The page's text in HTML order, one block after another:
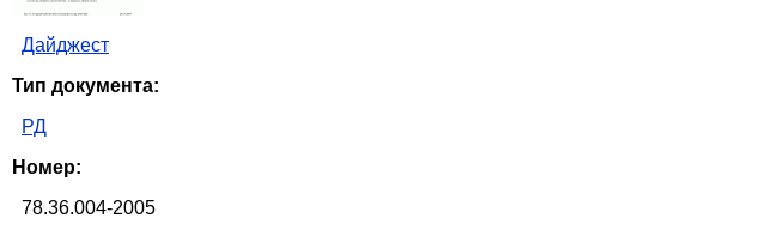
Дайджест
Тип документа:
РД
Номер:
78.36.004-2005